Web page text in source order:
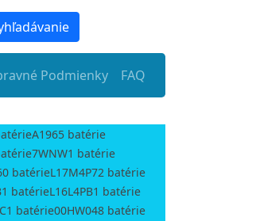
Podmienky FAQ
A1965 batérie
7WNW1 batérie
batérieL17M4P72 batérie
batérieL16L4PB1 batérie
batérie00HW048 batérie